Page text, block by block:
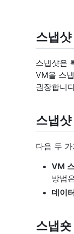
스냅
스냅샷은
VM을 스
권장합니
스냅
다음 두
VM
방법
데이
스냅숏